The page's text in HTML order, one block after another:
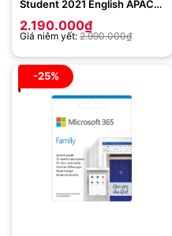
Student 2021 English APAC
FULL PACK
2.190.000₫
Giá niêm yết: 2.990.000₫
-25%